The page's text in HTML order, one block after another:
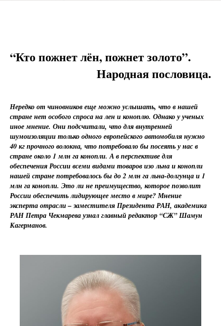
“Кто пожнет лён, пожнет золото”.
Народная пословица.
Нередко от чиновников еще можно услышать, что в нашей
стране нет особого спроса на лен и коноплю. Однако у ученых
иное мнение. Они подсчитали, что для внутренней
шумоизоляции только одного европейского автомобиля нужно
40 кг прочного волокна, что потребовало бы посеять у нас в
стране около 1 млн га конопли. А в перспективе для
обеспечения России всеми видами товаров изо льна и конопли
нашей стране потребовалось бы до 2 млн га льна-долгунца и 1
млн га конопли. Это ли не преимущество, которое позволит
России обеспечить лидирующее место в мире? Мнение
эксперта отрасли – заместителя Президента РАН, академика
РАН Петра Чекмарева узнал главный редактор “СЖ” Шамун
Кагерманов.